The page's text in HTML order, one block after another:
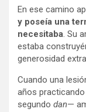
En ese camino
y poseía una
necesitaba. Su
estaba
generosidad
Cuando una
años
segundo dan—